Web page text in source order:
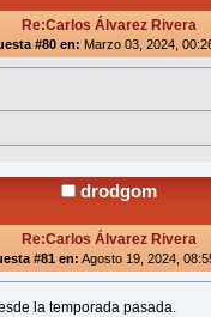
Re:Carlos Álvarez Rivera
#80 en: Marzo 03, 2024,
drodgom
Re:Carlos Álvarez Rivera
#81 en: Agosto 19, 2024,
la temporada pasada.